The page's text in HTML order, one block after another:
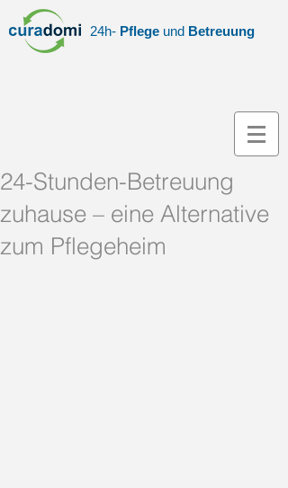
24h- Pflege und Betreuung
24-Stunden-Betreuung
zuhause – eine Alternative
zum Pflegeheim